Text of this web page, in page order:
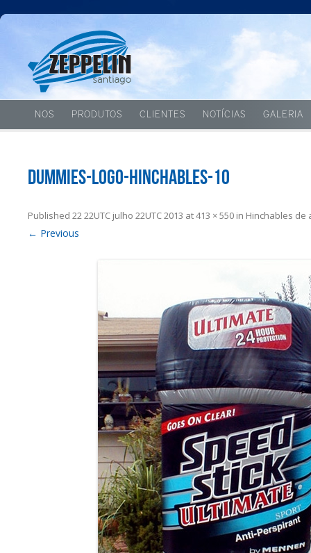
NOS PRODUTOS CLIENTES NOTÍCIAS GALERIA
dummies-logo-hinchables-10
Published 22 22UTC julho 22UTC 2013 at413 × 550 in Hinchables de
← Previous